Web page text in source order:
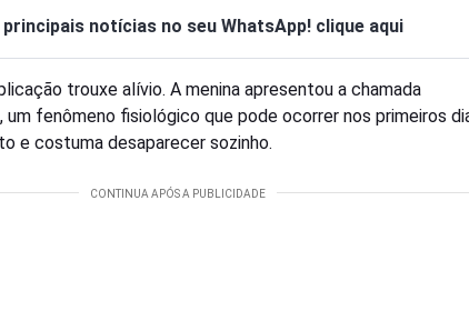
principais notícias no seu WhatsApp! clique aqui
trouxe alívio. A menina apresentou a chamada
um fenômeno fisiológico que pode ocorrer nos primeiros
e costuma desaparecer sozinho.